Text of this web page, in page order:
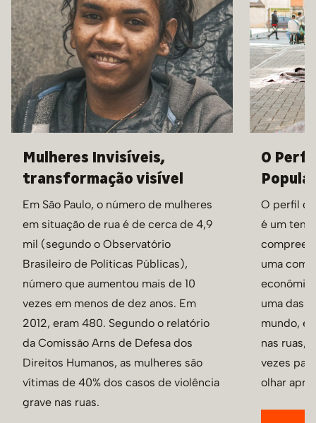
Mulheres Invisíveis,
transformação visível
Em São Paulo, o número de mulheres
em situação de rua é de cerca de 4,9
mil (segundo o Observatório
Brasileiro de Políticas Públicas),
número que aumentou mais de 10
vezes em menos de dez anos. Em
2012, eram 480. Segundo o relatório
da Comissão Arns de Defesa dos
Direitos Humanos, as mulheres são
vítimas de 40% dos casos de violência
grave nas ruas.
O
O perfil
é um
uma
uma das
mundo,
nas ruas,
vezes
olhar